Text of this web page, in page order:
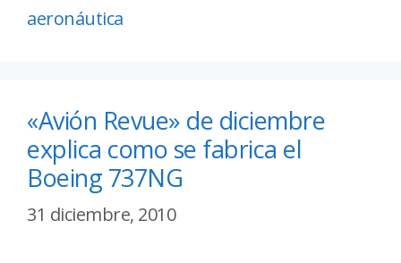
aeronáutica
«Avión Revue» de diciembre
explica como se fabrica el
Boeing 737NG
31 diciembre, 2010